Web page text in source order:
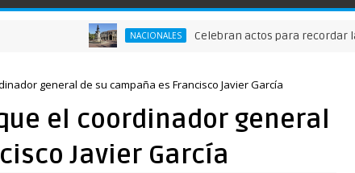
NACIONALES Celebran actos para recordar la
general de su campaña es Francisco Javier García
el coordinador general
Javier García